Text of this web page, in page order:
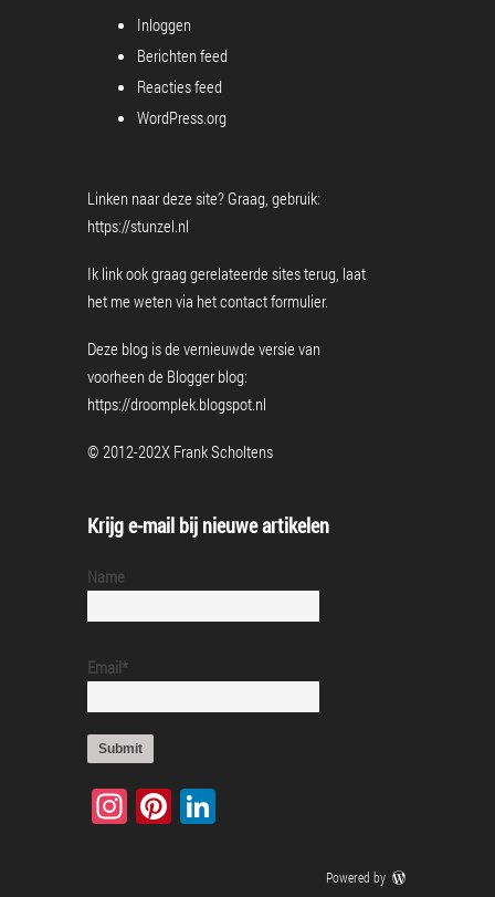
Inloggen
Berichten feed
Reacties feed
WordPress.org
Linken naar deze site? Graag, gebruik:
https://stunzel.nl
Ik link ook graag gerelateerde sites terug, laat
het me weten via hetcontact formulier.
Deze blog is de vernieuwde versie van
voorheen de Blogger blog:
https://droomplek.blogspot.nl
© 2012-202X Frank Scholtens
Krijg e-mail bij nieuwe artikelen
Name
Email*
Instagram
Pinterest
Powered by